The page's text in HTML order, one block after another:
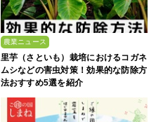
農業ニュース
里芋（さといも）栽培におけるコガネ
ムシなどの害虫対策！効果的な防除方
法おすすめ5選を紹介